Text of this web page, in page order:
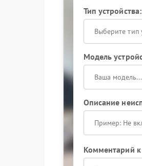
Тип устройства:
Выберите тип
Модель
Описание
Комментарий к